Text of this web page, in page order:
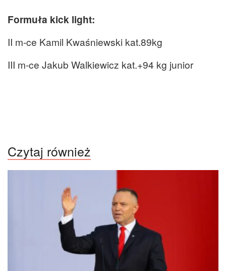
Formuła kick light:
II m-ce Kamil Kwaśniewski kat.89kg
III m-ce Jakub Walkiewicz kat.+94 kg junior
Czytaj również